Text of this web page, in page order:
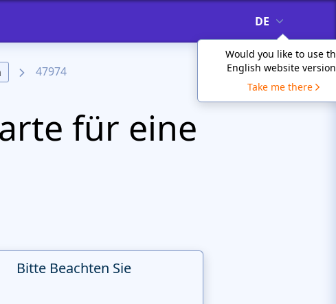
DE
Would you like to use
English website
Take me there
47974
für eine
Bitte Beachten Sie